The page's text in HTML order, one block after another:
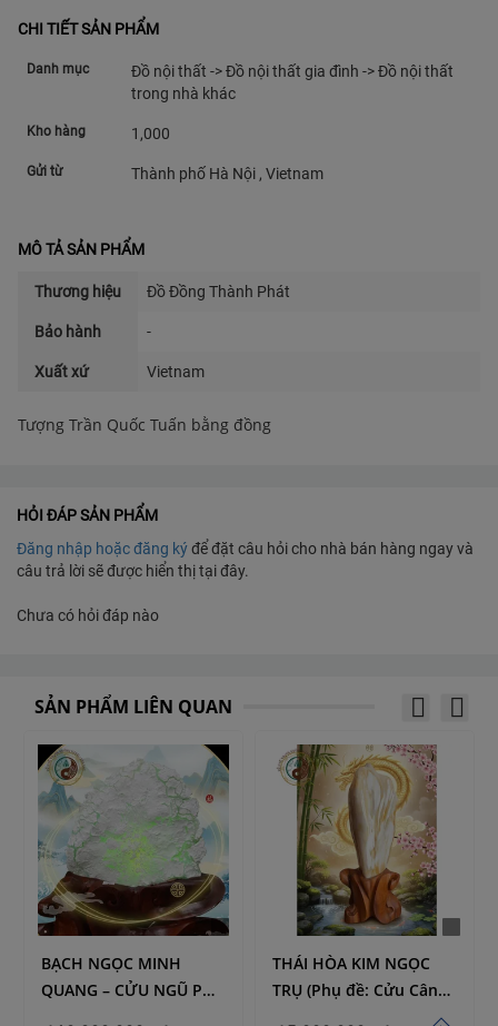
CHI TIẾT SẢN PHẨM
Danh mục
Đồ nội thất -> Đồ nội thất gia đình -> Đồ nội thất
trong nhà khác
Kho hàng 1,000
Gửi từ Thành phố Hà Nội , Vietnam
MÔ TẢ SẢN PHẨM
Thương hiệu Đồ Đồng Thành Phát
Bảo hành -
Xuất xứ Vietnam
Tượng Trần Quốc Tuấn bằng đồng
HỎI ĐÁP SẢN PHẨM
Đăng nhập hoặc đăng kýđể đặt câu hỏi cho nhà bán hàng ngay và
câu trả lời sẽ được hiển thị tại đây.
Chưa có hỏi đáp nào
SẢN PHẨM LIÊN QUAN
BẠCH NGỌC MINH
QUANG – CỬU NGŨ PHI
THÁI HÒA KIM NGỌC
TRỤ (Phụ đề: Cửu Cân
Vạn Niên – Linh Khí Chư